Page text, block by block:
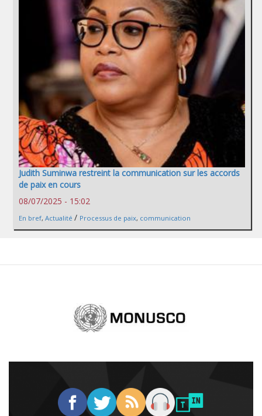
Judith Suminwa restreint la communication sur les accords
de paix en cours
08/07/2025 - 15:02
En bref, Actualité / Processus de paix, communication